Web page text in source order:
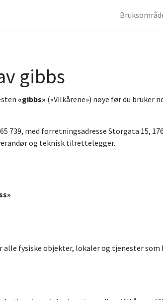
gibbs
«gibbs» («Vilkårene») nøye før du bruker
739, med forretningsadresse Storgata 15,
og teknisk tilrettelegger.
fysiske objekter, lokaler og tjenester som